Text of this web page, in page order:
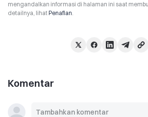
mengandalkan informasi di halaman ini saat
detailnya, lihatPenafian.
Komentar